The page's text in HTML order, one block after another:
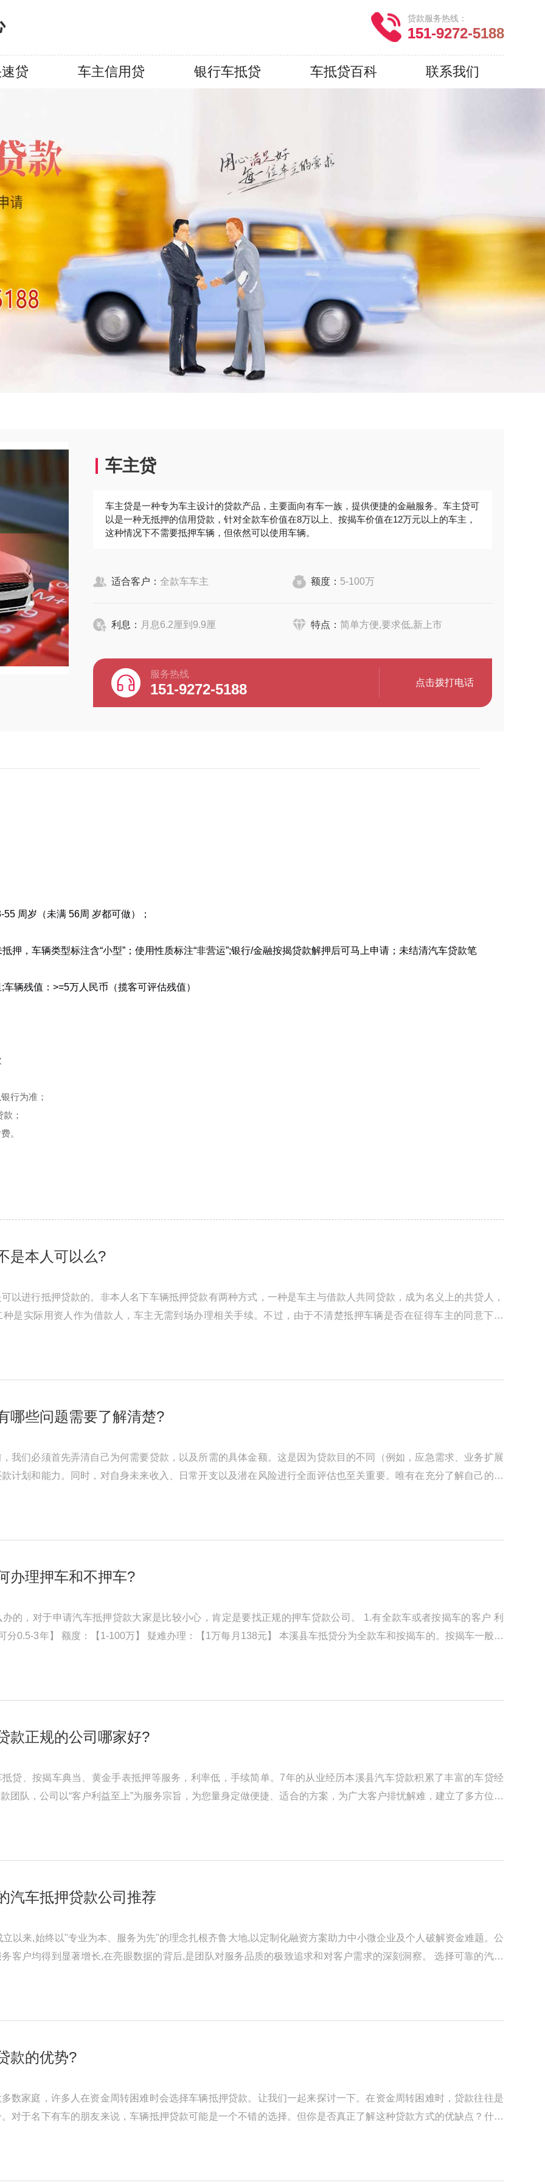
贷款服务热线：
151-9272-5188
贷 车主信用贷 银行车抵贷 车抵贷百科 联系我们
车主贷
‌车主贷是一种专为车主设计的贷款产品，主要面向有车一族，提供便捷的金融服务。车主贷可
以是一种无抵押的信用贷款，针对全款车价值在8万以上、按揭车价值在12万元以上的车主，
这种情况下不需要抵押车辆，但依然可以使用车辆。
适合客户： 全款车车主 额度： 5-100万
利息： 月息6.2厘到9.9厘 特点： 简单方便,要求低,新上市
服务热线
151-9272-5188 点击拨打电话
周岁（未满 56周 岁都可做）；
押，车辆类型标注含“小型”；使用性质标注“非营运”;银行/金融按揭贷款解押后可马上申请；未结清汽车贷款笔
辆残值：>=5万人民币（揽客可评估残值）
行为准；
；
。
是本人可以么?
以进行抵押贷款的。非本人名下车辆抵押贷款有两种方式，一种是车主与借款人共同贷款，成为名义上的共贷人，
是实际用资人作为借款人，车主无需到场办理相关手续。不过，由于不清楚抵押车辆是否在征得车主的同意下进
哪些问题需要了解清楚?
我们必须首先弄清自己为何需要贷款，以及所需的具体金额。这是因为贷款目的不同（例如，应急需求、业务扩展
计划和能力。同时，对自身未来收入、日常开支以及潜在风险进行全面评估也至关重要。唯有在充分了解自己的还
办理押车和不押车?
的，对于申请汽车抵押贷款大家是比较小心，肯定是要找正规的押车贷款公司。 1.有全款车或者按揭车的客户 利
分0.5-3年】 额度：【1-100万】 疑难办理：【1万每月138元】 本溪县车抵贷分为全款车和按揭车的。按揭车一般抵
款正规的公司哪家好?
贷、按揭车典当、黄金手表抵押等服务，利率低，手续简单。7年的从业经历本溪县汽车贷款积累了丰富的车贷经
团队，公司以“客户利益至上”为服务宗旨，为您量身定做便捷、适合的方案，为广大客户排忧解难，建立了多方位、
汽车抵押贷款公司推荐
以来,始终以"专业为本、服务为先"的理念扎根齐鲁大地,以定制化融资方案助力中小微企业及个人破解资金难题。公
客户均得到显著增长,在亮眼数据的背后,是团队对服务品质的极致追求和对客户需求的深刻洞察。 选择可靠的汽车
款的优势?
数家庭，许多人在资金周转困难时会选择车辆抵押贷款。让我们一起来探讨一下。在资金周转困难时，贷款往往是
对于名下有车的朋友来说，车辆抵押贷款可能是一个不错的选择。但你是否真正了解这种贷款方式的优缺点？什么